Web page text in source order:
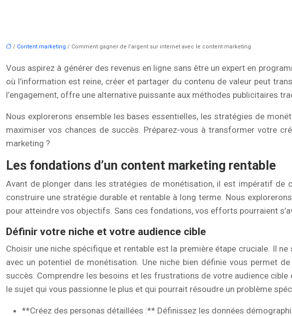
/ Content marketing / Comment gagner de l’argent sur internet avec le content marketing
Vous aspirez à générer des revenus en ligne sans être un expert en
où l’information est reine, créer et partager du contenu de valeur peut
l’engagement, offre une alternative puissante aux méthodes publicitaires
Nous explorerons ensemble les bases essentielles, les stratégies de
maximiser vos chances de succès. Préparez-vous à transformer votre
marketing ?
Les fondations d’un content marketing rentable
Avant de plonger dans les stratégies de monétisation, il est impératif de
construire une stratégie durable et rentable à long terme. Nous
pour atteindre vos objectifs. Sans ces fondations, vos efforts pourraient
Définir votre niche et votre audience cible
Choisir une niche spécifique et rentable est la première étape cruciale. Il
avec un potentiel de monétisation. Une niche bien définie vous permet
succès. Comprendre les besoins et les frustrations de votre audience
le sujet qui vous passionne le plus et qui pourrait résoudre un problème
**Créez des personas détaillées :** Définissez les données